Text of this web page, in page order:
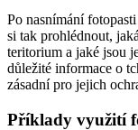
Po nasnímání
si tak prohlédnout,
teritorium a jaké jsou
důležité informace o
zásadní pro jejich
Příklady využití